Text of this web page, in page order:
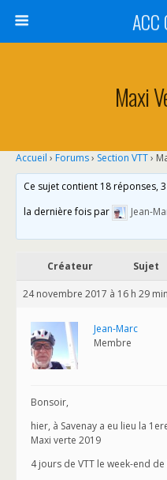
Maxi
Accueil › Forums› Section VTT›
Ce sujet contient 18 réponses,
la dernière fois par
Jean-
Créateur Sujet
24 novembre 2017 à 16 h 29 min
Jean-Marc
Membre
Bonsoir,
hier, à Savenay a eu lieu la
Maxi verte 2019
4 jours de VTT le week-end